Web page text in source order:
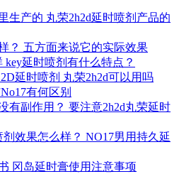
生产的 丸荣2h2d延时喷剂产品的
？ 五方面来说它的实际效果
key延时喷剂有什么特点？
延时喷剂 丸荣2h2d可以用吗
有何区别
有副作用？ 要注意2h2d丸荣延时
效果怎么样？ NO17男用持久延
冈岛延时膏使用注意事项